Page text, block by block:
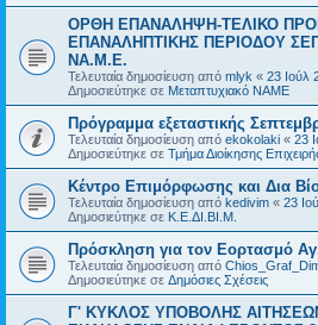
ΟΡΘΗ ΕΠΑΝΑΛΗΨΗ-ΤΕΛΙΚΟ
ΕΠΑΝΑΛΗΠΤΙΚΗΣ ΠΕΡΙΟΔΟΥ
ΝΑ.Μ.Ε.
Τελευταία δημοσίευση από mlyk « 23 Ιούλ
Δημοσιεύτηκε σε Μεταπτυχιακό ΝΑΜΕ
Πρόγραμμα εξεταστικής
Τελευταία δημοσίευση από ekokolaki « 23
Δημοσιεύτηκε σε Τμήμα Διοίκησης
Κέντρο Επιμόρφωσης και Δια
Τελευταία δημοσίευση από kedivim « 23
Δημοσιεύτηκε σε Κ.Ε.ΔΙ.ΒΙ.Μ.
Πρόσκληση για τον Εορτασμό
Τελευταία δημοσίευση από
Δημοσιεύτηκε σε Δημόσιες Σχέσεις
Γ' ΚΥΚΛΟΣ ΥΠΟΒΟΛΗΣ